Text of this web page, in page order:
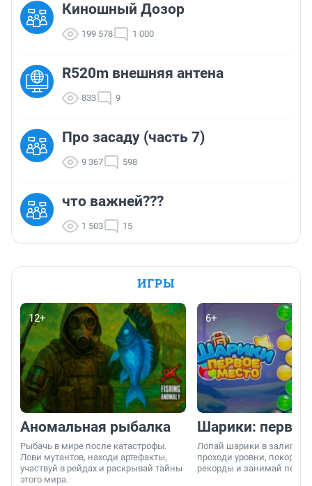
Киношный Дозор
199 578 1 000
R520m внешняя антена
833 9
Про засаду (часть 7)
9 367 598
что важней???
1 503 15
ИГРЫ
12+
Аномальная рыбалка
Рыбачь в мире после катастрофы.
Лови мутантов, находи артефакты,
участвуй в рейдах и раскрывай тайны
этого мира.
6+
Шарики: первое
Лопай шарики в
проходи уровни, покоряй
рекорды и занимай